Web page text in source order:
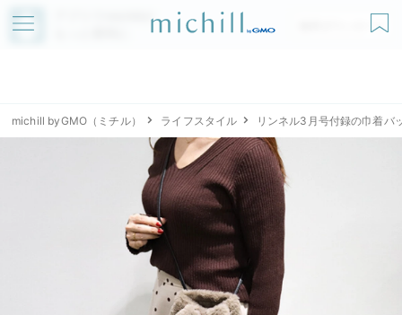
アプリでmichillが
無料ダウンロード
michill byGMO（ミチル） ライフスタイル リンネル3月号付録の巾着バ